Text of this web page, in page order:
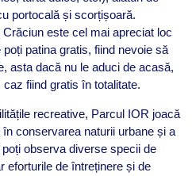
portocală și scorțișoară.
este cel mai apreciat loc
patina gratis, fiind nevoie să
asta dacă nu le aduci de acasă,
fiind gratis în totalitate.
recreative, Parcul IOR joacă
conservarea naturii urbane și a
observa diverse specii de
eforturile de întreținere și de